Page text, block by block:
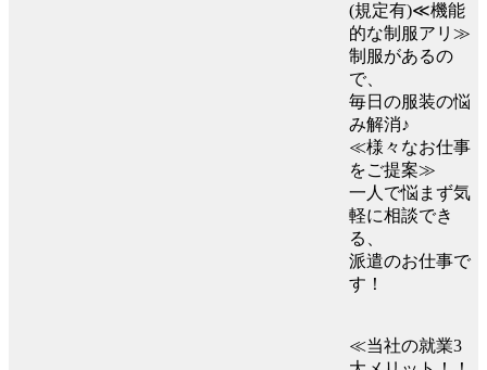
(規定有)≪機能
的な制服アリ≫
制服があるの
で、
毎日の服装の悩
み解消♪
≪様々なお仕事
をご提案≫
一人で悩まず気
軽に相談でき
る、
派遣のお仕事で
す！
≪当社の就業3